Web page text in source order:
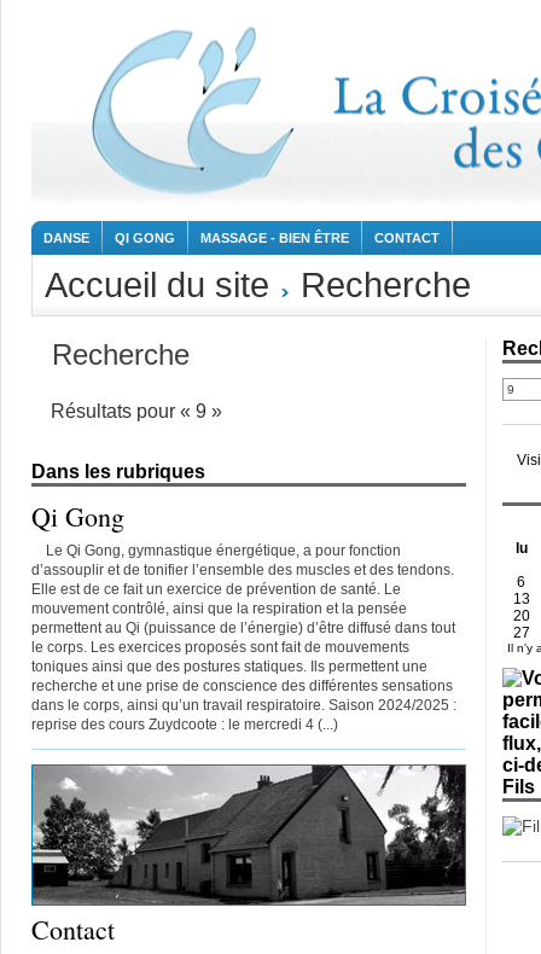
DANSE QI GONG MASSAGE - BIEN ÊTRE CONTACT
Accueil du site Recherche
lu
6
13
20
27
Il n'y
Fils
Recherche
Résultats pour « 9 »
Dans les rubriques
Qi Gong
Le Qi Gong, gymnastique énergétique, a pour fonction
d’assouplir et de tonifier l’ensemble des muscles et des tendons.
Elle est de ce fait un exercice de prévention de santé. Le
mouvement contrôlé, ainsi que la respiration et la pensée
permettent au Qi (puissance de l’énergie) d’être diffusé dans tout
le corps. Les exercices proposés sont fait de mouvements
toniques ainsi que des postures statiques. Ils permettent une
recherche et une prise de conscience des différentes sensations
dans le corps, ainsi qu’un travail respiratoire. Saison 2024/2025 :
reprise des cours Zuydcoote : le mercredi 4 (...)
Contact